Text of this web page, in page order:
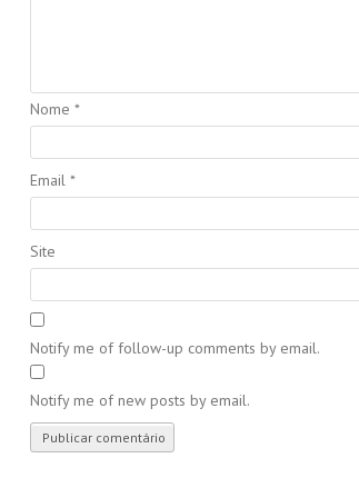
Nome *
Email *
Site
Notify me of follow-up comments by email.
Notify me of new posts by email.